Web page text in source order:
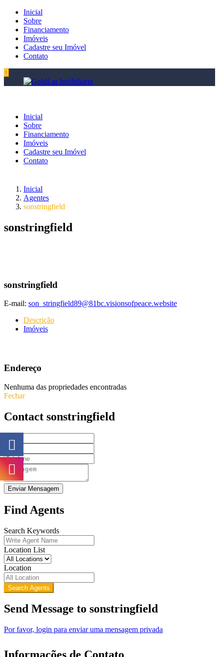
Inicial
Sobre
Financiamento
Imóveis
Cadastre seu Imóvel
Contato
Inicial
Sobre
Financiamento
Imóveis
Cadastre seu Imóvel
Contato
Inicial
Agentes
sonstringfield
sonstringfield
sonstringfield
E-mail: son_stringfield89@81bc.visionsofpeace.website
Descrição
Imóveis
Endereço
Nenhuma das propriedades encontradas
Fechar
Contact sonstringfield
Enviar Mensagem
Find Agents
Search Keywords
Location List
Location
Search Agents
Send Message to sonstringfield
Por favor, login para enviar uma mensagem privada